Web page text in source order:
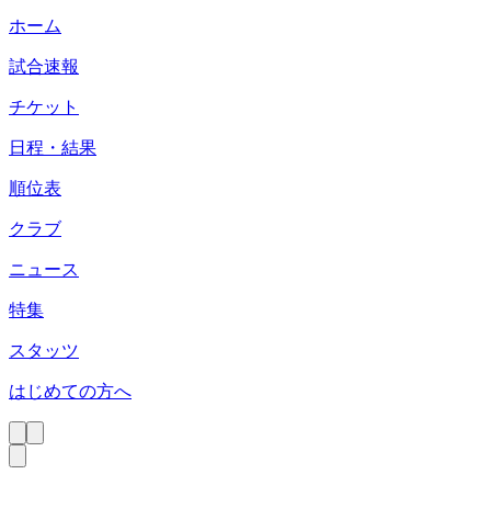
ホーム
試合速報
チケット
日程・結果
順位表
クラブ
ニュース
特集
スタッツ
はじめての方へ